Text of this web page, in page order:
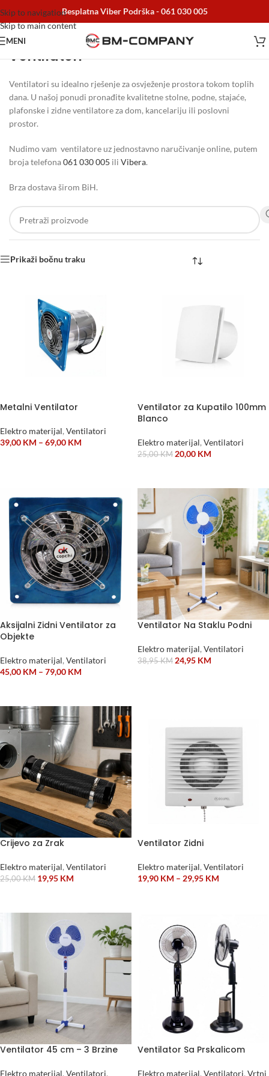
Skip to navigation
Skip to main content
Besplatna Viber Podrška -061 030 005
MENI
Ventilatori
Ventilatori su idealno rješenje za osvježenje prostora tokom toplih
dana. U našoj ponudi pronađite kvalitetne stolne, podne, stajaće,
plafonske i zidne ventilatore za dom, kancelariju ili poslovni
prostor.
Nudimo vam ventilatore uz jednostavno naručivanje online, putem
broja telefona061 030 005 ili Vibera.
Brza dostava širom BiH.
Prikaži bočnu traku
Metalni Ventilator
Elektro materijal, Ventilatori
39,00 KM – 69,00 KM
Ventilator za Kupatilo 100mm
Blanco
Elektro materijal, Ventilatori
25,00KM 20,00 KM
Aksijalni Zidni Ventilator za
Objekte
Elektro materijal, Ventilatori
45,00 KM – 79,00 KM
Ventilator Na Staklu Podni
Elektro materijal, Ventilatori
38,95KM 24,95 KM
Crijevo za Zrak
Elektro materijal, Ventilatori
25,00KM 19,95 KM
Ventilator Zidni
Elektro materijal, Ventilatori
19,90 KM – 29,95 KM
Ventilator 45 cm – 3 Brzine
Elektro materijal, Ventilatori,
Ventilator Sa Prskalicom
Elektro materijal, Ventilatori, Vrtni